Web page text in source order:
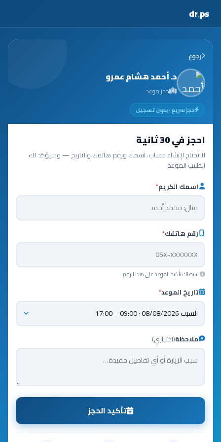
dr.ps
رجوع
د. أحمد هشام عمرو
حجز موعد
حجز سريع · بدون تسجيل
احجز في 30 ثانية
لا تحتاج لإنشاء حساب. اسمك ورقم هاتفك والتاريخ — وسيؤكد لك
الطبيب الموعد.
اسمك الكريم*
رقم هاتفك*
سيصلك تأكيد الموعد على هذا الرقم
تاريخ الموعد*
ملاحظة(اختياري)
تأكيد الحجز